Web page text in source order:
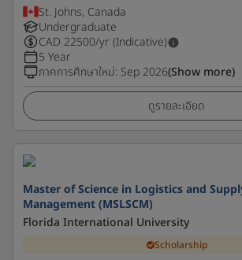
St. Johns, Canada
Undergraduate
CAD 22500/yr (Indicative)
5 Year
ภาคการศึกษาใหม่: Sep 2026(Show more)
ดูรายละเอียด
Master of Science in Logistics and
Management (MSLSCM)
Florida International University
Scholarship